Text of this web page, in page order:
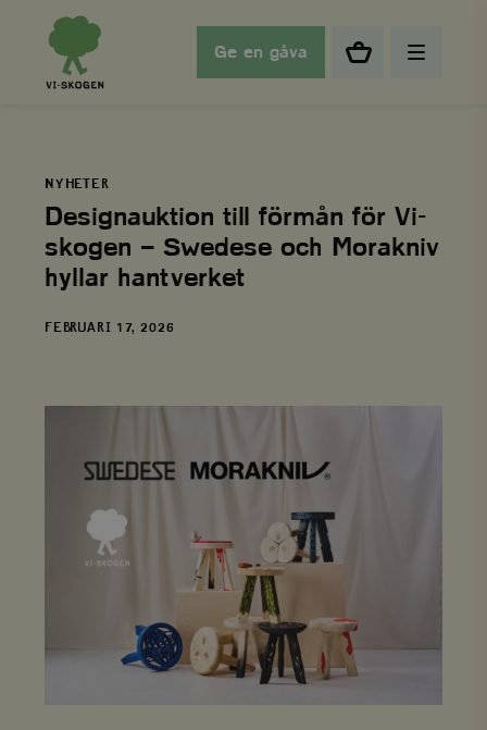
Ge en gåva
NYHETER
Designauktion till förmån för Vi-
skogen – Swedese och Morakniv
hyllar hantverket
DATUM
FEBRUARI 17, 2026